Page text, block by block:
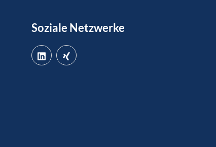
Soziale Netzwerke